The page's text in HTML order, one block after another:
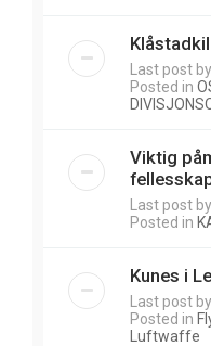
Last post by
Posted in
Viktig
Last post by
Posted in
Kunes i
Last post by
Posted in
Luftwaffe